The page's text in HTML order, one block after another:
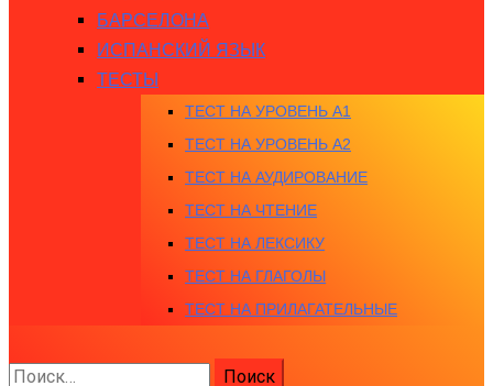
БАРСЕЛОНА
ИСПАНСКИЙ ЯЗЫК
ТЕСТЫ
ТЕСТ НА УРОВЕНЬ A1
ТЕСТ НА УРОВЕНЬ A2
ТЕСТ НА АУДИРОВАНИЕ
ТЕСТ НА ЧТЕНИЕ
ТЕСТ НА ЛЕКСИКУ
ТЕСТ НА ГЛАГОЛЫ
ТЕСТ НА ПРИЛАГАТЕЛЬНЫЕ
Найти: